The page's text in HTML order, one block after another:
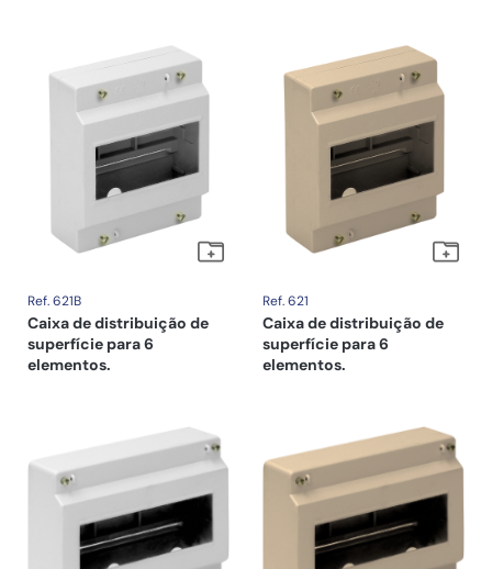
Ref. 621B
Caixa de distribuição de
superfície para 6
elementos.
Ref. 621
Caixa de distribuição de
superfície para 6
elementos.